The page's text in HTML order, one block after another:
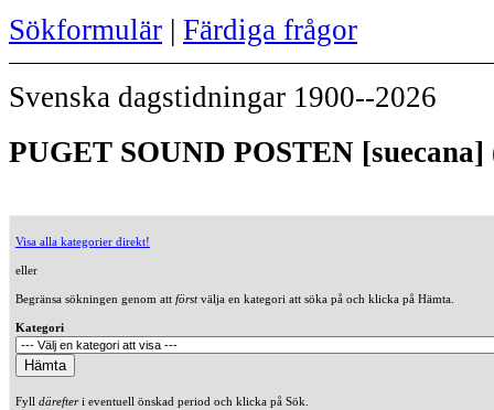
Sökformulär | Färdiga frågor
Svenska dagstidningar 1900--2026
PUGET SOUND POSTEN [suecana]
Visa alla kategorier direkt!
eller
Begränsa sökningen genom att förstvälja en kategori att söka på och klicka på Hämta.
Kategori
Fyll därefteri eventuell önskad period och klicka på Sök.